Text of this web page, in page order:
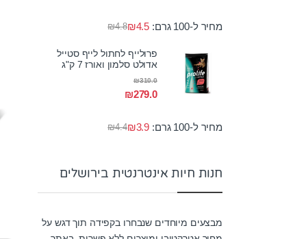
מחיר ל-100 גרם: ₪4.8₪4.5
פרולייף לחתול לייף סטייל
אדולט סלמון ואורז 7 ק"ג
₪279.0
₪310.0
מחיר ל-100 גרם: ₪4.4₪3.9
חנות חיות אינטרנטית בירושלים
מבצעים מיוחדים שנבחרו בקפידה תוך דגש על